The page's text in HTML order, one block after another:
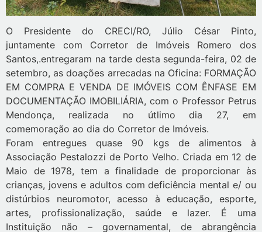
O Presidente do CRECI/RO, Júlio César Pinto,
juntamente com Corretor de Imóveis Romero dos
Santos,.entregaram na tarde desta segunda-feira, 02 de
setembro, as doações arrecadas na Oficina: FORMAÇÃO
EM COMPRA E VENDA DE IMÓVEIS COM ÊNFASE EM
DOCUMENTAÇÃO IMOBILIÁRIA, com o Professor Petrus
Mendonça, realizada no útlimo dia 27, em
comemoração ao dia do Corretor de Imóveis.
Foram entregues quase 90 kgs de alimentos à
Associação Pestalozzi de Porto Velho. Criada em 12 de
Maio de 1978, tem a finalidade de proporcionar às
crianças, jovens e adultos com deficiência mental e/ ou
distúrbios neuromotor, acesso à educação, esporte,
artes, profissionalização, saúde e lazer. É uma
Instituição não – governamental, de abrangência